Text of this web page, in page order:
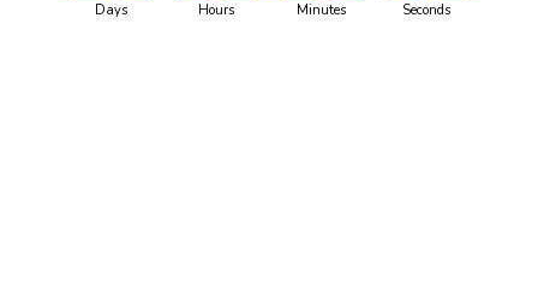
Days Hours Minutes Seconds